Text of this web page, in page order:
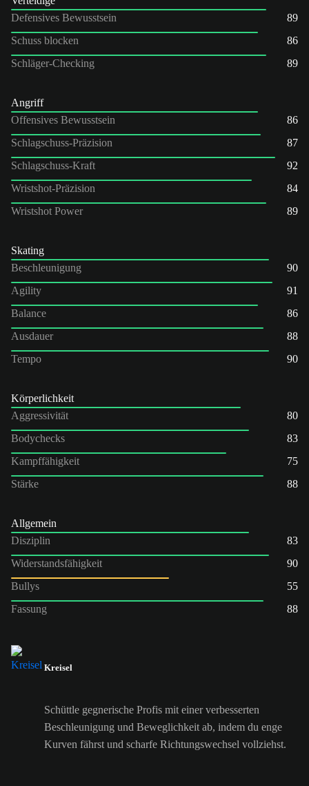
Defensives Bewusstsein
89
Schuss blocken
86
Schläger-Checking
89
Angriff
Offensives Bewusstsein
86
Schlagschuss-Präzision
87
Schlagschuss-Kraft
92
Wristshot-Präzision
84
Wristshot Power
89
Skating
Beschleunigung
90
Agility
91
Balance
86
Ausdauer
88
Tempo
90
Körperlichkeit
Aggressivität
80
Bodychecks
83
Kampffähigkeit
75
Stärke
88
Allgemein
Disziplin
83
Widerstandsfähigkeit
90
Bullys
55
Fassung
88
Kreisel
Schüttle gegnerische Profis mit einer verbesserten
Beschleunigung und Beweglichkeit ab, indem du enge
Kurven fährst und scharfe Richtungswechsel vollziehst.